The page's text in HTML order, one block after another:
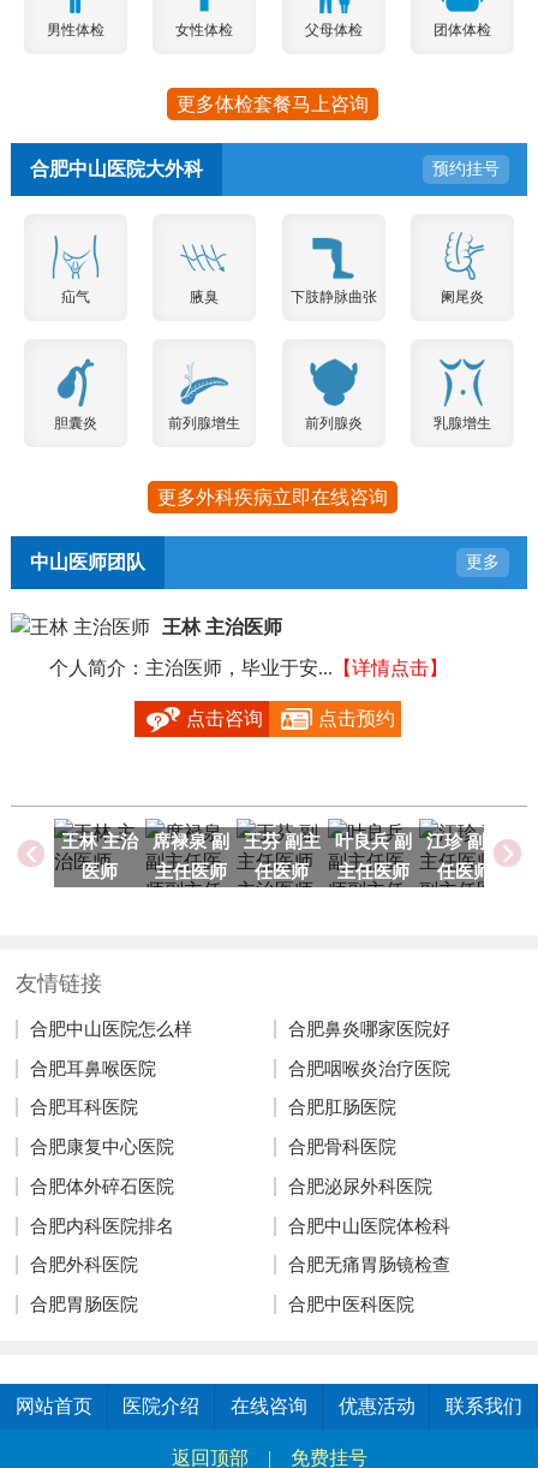
男性体检 女性体检 父母体检 团体体检
更多体检套餐马上咨询
合肥中山医院大外科 预约挂号
疝气 腋臭 下肢静脉曲张 阑尾炎
胆囊炎 前列腺增生 前列腺炎 乳腺增生
更多外科疾病立即在线咨询
中山医师团队 更多
王林 主治医师
个人简介：主治医师，毕业于安... 【详情点击】
点击咨询 点击预约
王林 主治
医师
席禄泉 副
主任医师
王芬 副主
任医师
叶良兵 副
主任医师
江珍 副主
任医师
友情链接
合肥中山医院怎么样 合肥鼻炎哪家医院好
合肥耳鼻喉医院 合肥咽喉炎治疗医院
合肥耳科医院 合肥肛肠医院
合肥康复中心医院 合肥骨科医院
合肥体外碎石医院 合肥泌尿外科医院
合肥内科医院排名 合肥中山医院体检科
合肥外科医院 合肥无痛胃肠镜检查
合肥胃肠医院 合肥中医科医院
网站首页 医院介绍 在线咨询 优惠活动 联系我们
返回顶部 | 免费挂号